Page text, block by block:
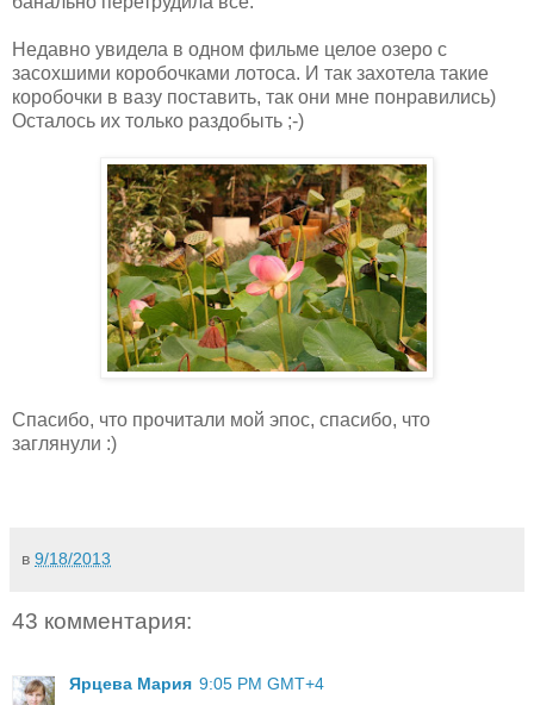
Недавно увидела в одном фильме целое озеро с
засохшими коробочками лотоса. И так захотела такие
коробочки в вазу поставить, так они мне понравились)
Осталось их только раздобыть ;-)
Спасибо, что прочитали мой эпос, спасибо, что
заглянули :)
в 9/18/2013
43 комментария:
Ярцева Мария 9:05 PM GMT+4